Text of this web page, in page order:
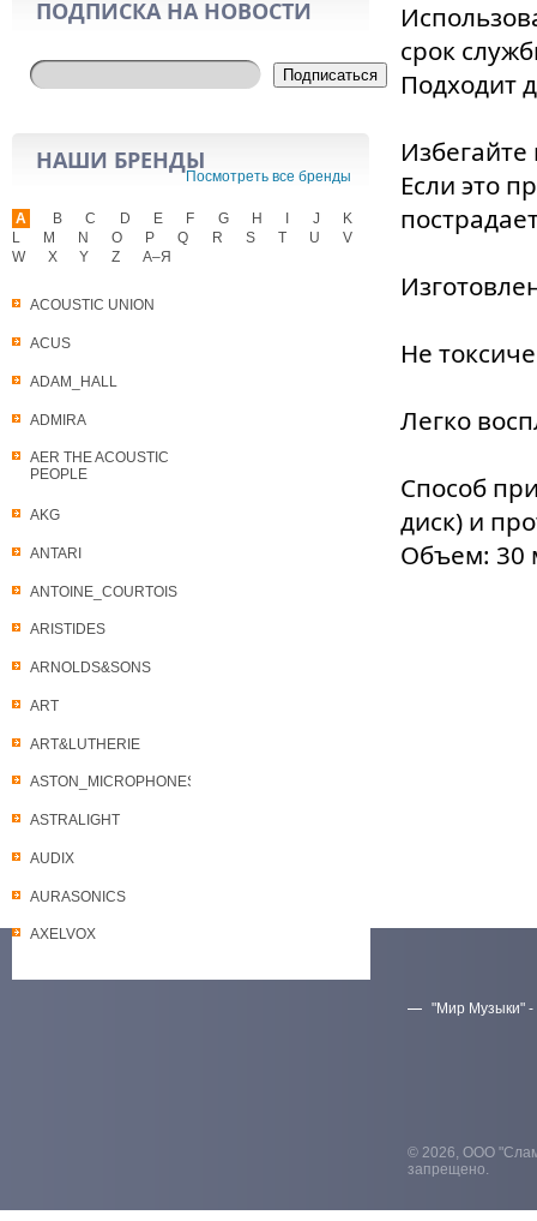
ПОДПИСКА НА НОВОСТИ
Подписаться
НАШИ БРЕНДЫ
Посмотреть все бренды
A
ACOUSTIC UNION
ACUS
ADAM_HALL
ADMIRA
AER THE ACOUSTIC
PEOPLE
AKG
ANTARI
ANTOINE_COURTOIS
ARISTIDES
ARNOLDS&SONS
ART
ART&LUTHERIE
ASTON_MICROPHONES
ASTRALIGHT
AUDIX
AURASONICS
AXELVOX
B C D E F G H J
K
L
M N O P Q R S T U
V
W
X Y Z А–Я
срок
Подходит
Если это
Не
Легко
Способ
диск) и
Объем: 30
"Мир Музыки" -
© 2026, ООО
запрещено.